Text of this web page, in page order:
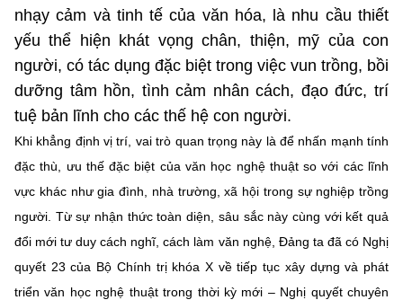
Cơ quan chủ quản: Bộ Khoa học và Công nghệ (MST)
Chịu trách nhiệm nội dung: Nguyễn Thị Hải Hằng
Giám đốc Trung tâm Truyền thông Khoa học và Công nghệ.
Liên hệ
Địa chỉ: Ban Biên tập Cổng TTĐT - 18 Nguyễn Du, TP. Hà Nội
Điện thoại: 024 3936 9506
Email:stc@mst.gov.vn
(Ghi rõ nguồn "https://mst.gov.vn" khi phát hành lại thông tin từ
website này)
nhạy cảm và tinh tế của văn hóa, là nhu cầu thiết
yếu thể hiện khát vọng chân, thiện, mỹ của con
người, có tác dụng đặc biệt trong việc vun trồng, bồi
dưỡng tâm hồn, tình cảm nhân cách, đạo đức, trí
tuệ bản lĩnh cho các thế hệ con người.
Khi khẳng định vị trí, vai trò quan trọng này là để nhấn mạnh tính
đặc thù, ưu thế đặc biệt của văn học nghệ thuật so với các lĩnh
vực khác như gia đình, nhà trường, xã hội trong sự nghiệp trồng
người. Từ sự nhận thức toàn diện, sâu sắc này cùng với kết quả
đổi mới tư duy cách nghĩ, cách làm văn nghệ, Đảng ta đã có Nghị
quyết 23 của Bộ Chính trị khóa X về tiếp tục xây dựng và phát
triển văn học nghệ thuật trong thời kỳ mới – Nghị quyết chuyên